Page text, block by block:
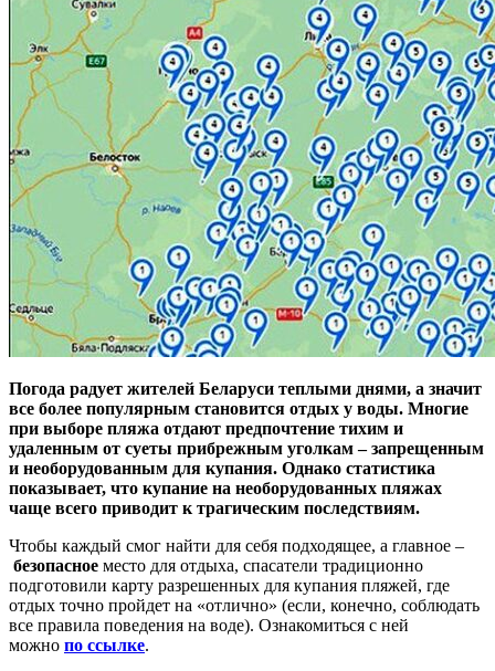
Погода радует жителей Беларуси теплыми днями, а значит
все более популярным становится отдых у воды. Многие
при выборе пляжа отдают предпочтение тихим и
удаленным от суеты прибрежным уголкам – запрещенным
и необорудованным для купания. Однако статистика
показывает, что купание на необорудованных пляжах
чаще всего приводит к трагическим последствиям.
Чтобы каждый смог найти для себя подходящее, а главное –
безопасное место для отдыха, спасатели традиционно
подготовили карту разрешенных для купания пляжей, где
отдых точно пройдет на «отлично» (если, конечно, соблюдать
все правила поведения на воде). Ознакомиться с ней
можно по ссылке.